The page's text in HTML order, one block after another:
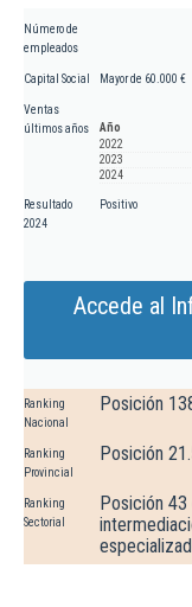
Número de
empleados
Capital Social Mayor de 60.000 €
Ventas
últimos años
Año
2022
2023
2024
Resultado
2024
Positivo
Accede al
Ranking
Nacional
Posición
Ranking
Provincial
Posición
Ranking
Sectorial
Posición